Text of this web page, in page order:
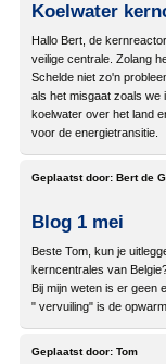
Koelwater
Hallo Bert, de
veilige centrale. Zolang
Schelde niet zo'n
als het misgaat zoals we
koelwater over het land
voor de energietransitie.
Geplaatst door: Bert de
Blog 1 mei
Beste Tom, kun je
kerncentrales van
Bij mijn weten is er geen
" vervuiling" is de
Geplaatst door: Tom